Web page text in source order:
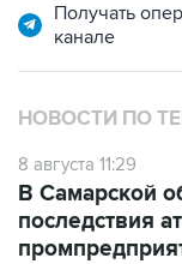
Получать
канале
НОВОСТИ ПО
8 августа 11:29
В Самарской
последствия